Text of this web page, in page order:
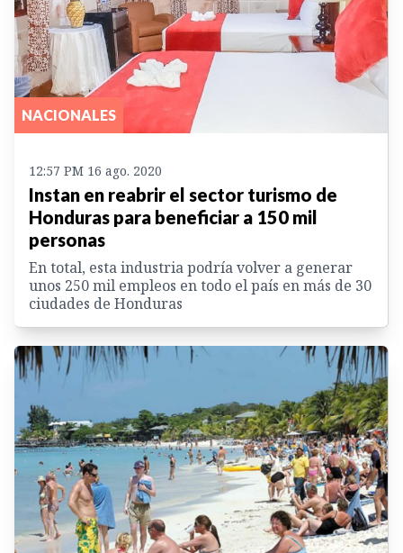
NACIONALES
12:57 PM 16 ago. 2020
Instan en reabrir el sector turismo de
Honduras para beneficiar a 150 mil
personas
En total, esta industria podría volver a generar
unos 250 mil empleos en todo el país en más de 30
ciudades de Honduras